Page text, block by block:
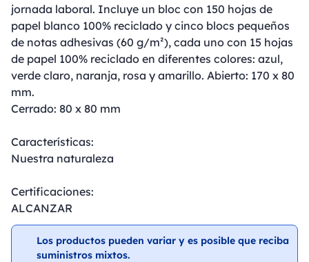
jornada laboral. Incluye un bloc con 150 hojas de
papel blanco 100% reciclado y cinco blocs pequeños
de notas adhesivas (60 g/m²), cada uno con 15 hojas
de papel 100% reciclado en diferentes colores: azul,
verde claro, naranja, rosa y amarillo. Abierto: 170 x 80
mm.
Cerrado: 80 x 80 mm
Características:
Nuestra naturaleza
Certificaciones:
ALCANZAR
Los productos pueden variar y es posible que reciba
suministros mixtos.